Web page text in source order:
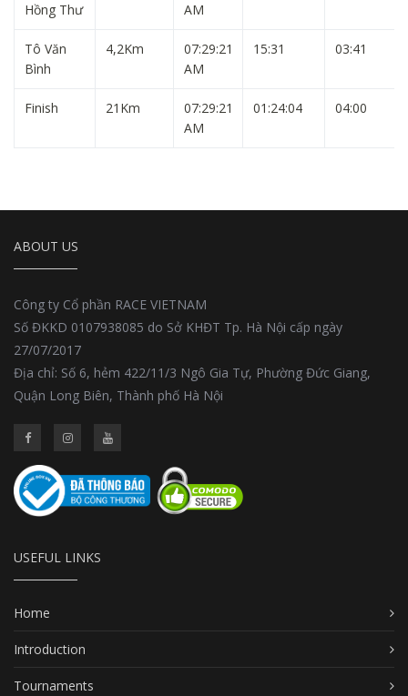
Hồng Thư
AM
Tô Văn
Bình
4,2Km
07:29:21
AM
15:31 03:41
Finish 21Km
07:29:21
AM
01:24:04 04:00
ABOUT US
Công ty Cổ phần RACE VIETNAM
Số ĐKKD 0107938085 do Sở KHĐT Tp. Hà Nội cấp ngày
27/07/2017
Địa chỉ: Số 6, hẻm 422/11/3 Ngô Gia Tự, Phường Đức Giang,
Quận Long Biên, Thành phố Hà Nội
USEFUL LINKS
Home
Introduction
Tournaments